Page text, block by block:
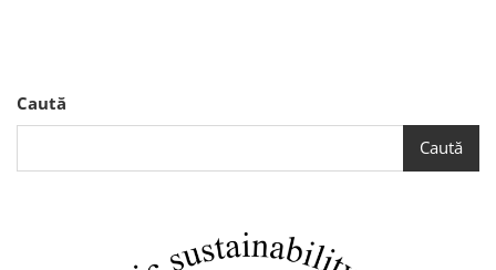
Caută
Caută